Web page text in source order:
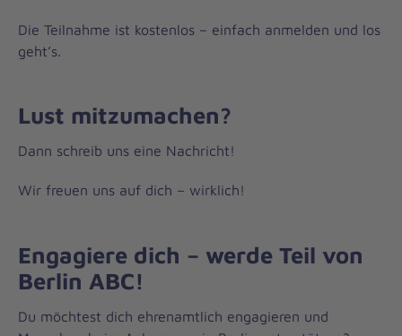
Die Teilnahme ist kostenlos – einfach anmelden und los
geht’s.
Lust mitzumachen?
Dann schreib uns eine Nachricht!
Wir freuen uns auf dich – wirklich!
Engagiere dich – werde Teil von
Berlin ABC!
Du möchtest dich ehrenamtlich engagieren und